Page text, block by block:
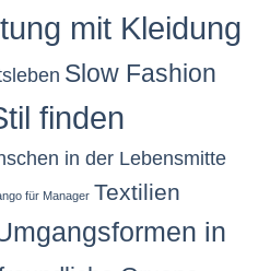
mit Kleidung
Slow Fashion
finden
in der Lebensmitte
für Manager Textilien
in